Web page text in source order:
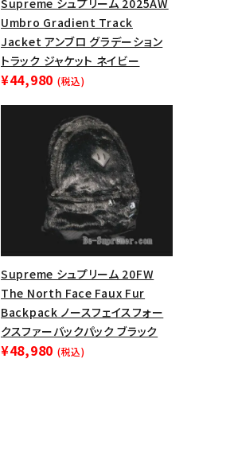
Supreme シュプリーム 2025AW
Umbro Gradient Track
Jacket アンブロ グラデーション
トラック ジャケット ネイビー
¥44,980 (税込)
Supreme シュプリーム 20FW
The North Face Faux Fur
Backpack ノースフェイスフォー
クスファーバックパック ブラック
¥48,980 (税込)